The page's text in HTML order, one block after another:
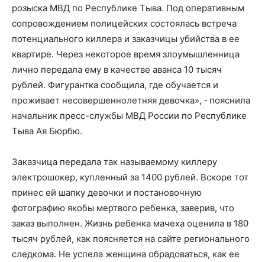
розыска МВД по Республике Тыва. Под оперативным
сопровождением полицейских состоялась встреча
потенциального киллера и заказчицы убийства в ее
квартире. Через некоторое время злоумышленница
лично передала ему в качестве аванса 10 тысяч
рублей. Фигурантка сообщила, где обучается и
проживает несовершеннолетняя девочка», ‑ пояснила
начальник пресс-службы МВД России по Республике
Тыва Ая Бюрбю.
Заказчица передала так называемому киллеру
электрошокер, купленный за 1400 рублей. Вскоре тот
принес ей шапку девочки и постановочную
фотографию якобы мертвого ребенка, заверив, что
заказ выполнен. Жизнь ребенка мачеха оценила в 180
тысяч рублей, как поясняется на сайте регионального
следкома. Не успела женщина обрадоваться, как ее